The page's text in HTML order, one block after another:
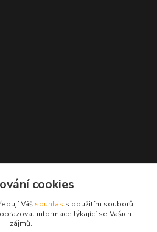
cookies
Váš souhlas s použitím souborů
informace týkající se Vašich
zájmů.